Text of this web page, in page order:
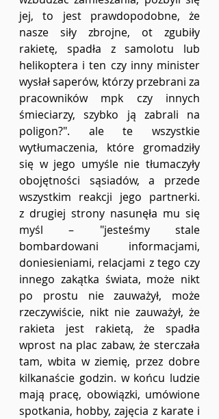
jej, to jest prawdopodobne, że
nasze siły zbrojne, ot zgubiły
rakietę, spadła z samolotu lub
helikoptera i ten czy inny minister
wysłał saperów, którzy przebrani za
pracowników mpk czy innych
śmieciarzy, szybko ją zabrali na
poligon?". ale te wszystkie
wytłumaczenia, które gromadziły
się w jego umyśle nie tłumaczyły
obojętności sąsiadów, a przede
wszystkim reakcji jego partnerki.
z drugiej strony nasunęła mu się
myśl – "jesteśmy stale
bombardowani informacjami,
doniesieniami, relacjami z tego czy
innego zakątka świata, może nikt
po prostu nie zauważył, może
rzeczywiście, nikt nie zauważył, że
rakieta jest rakietą, że spadła
wprost na plac zabaw, że sterczała
tam, wbita w ziemię, przez dobre
kilkanaście godzin. w końcu ludzie
mają pracę, obowiązki, umówione
spotkania, hobby, zajęcia z karate i